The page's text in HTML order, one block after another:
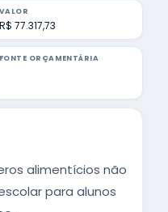
VALOR
R$ 77.317,73
FONTE ORÇAMENTÁRIA
alimentícios não
para alunos